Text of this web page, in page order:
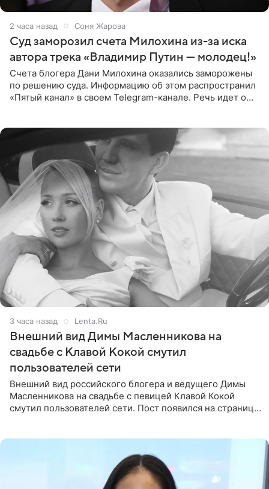
2 часа назад Соня Жарова
Суд заморозил счета Милохина из-за иска
автора трека «Владимир Путин — молодец!»
Счета блогера Дани Милохина оказались заморожены
по решению суда. Информацию об этом распространил
«Пятый канал» в своем Telegram-канале. Речь идет о
3 часа назад Lenta.Ru
Внешний вид Димы Масленникова на
свадьбе с Клавой Кокой смутил
пользователей сети
Внешний вид российского блогера и ведущего Димы
Масленникова на свадьбе с певицей Клавой Кокой
смутил пользователей сети. Пост появился на странице